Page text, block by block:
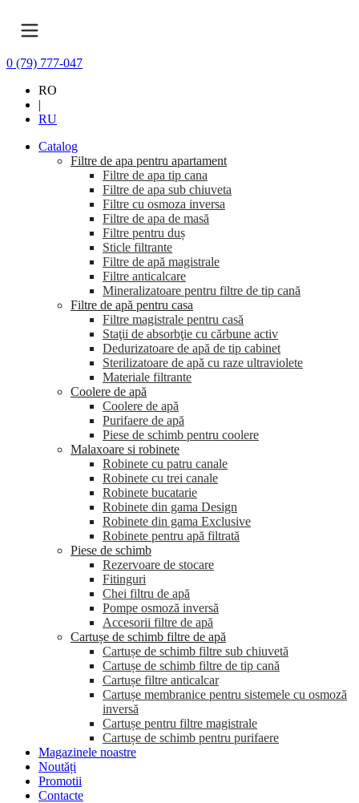
0 (79) 777-047
RO
|
RU
Catalog
Filtre de apa pentru apartament
Filtre de apa tip cana
Filtre de apa sub chiuveta
Filtre cu osmoza inversa
Filtre de apa de masă
Filtre pentru duș
Sticle filtrante
Filtre de apă magistrale
Filtre anticalcare
Mineralizatoare pentru filtre de tip cană
Filtre de apă pentru casa
Filtre magistrale pentru casă
Staţii de absorbţie cu cărbune activ
Dedurizatoare de apă de tip cabinet
Sterilizatoare de apă cu raze ultraviolete
Materiale filtrante
Coolere de apă
Сoolere de apă
Purifaere de apă
Piese de schimb pentru coolere
Malaxoare si robinete
Robinete cu patru canale
Robinete cu trei canale
Robinete bucatarie
Robinete din gama Design
Robinete din gama Exclusive
Robinete pentru apă filtrată
Piese de schimb
Rezervoare de stocare
Fitinguri
Chei filtru de apă
Pompe osmoză inversă
Accesorii filtre de apă
Cartușe de schimb filtre de apă
Cartușe de schimb filtre sub chiuvetă
Cartușe de schimb filtre de tip cană
Cartușe filtre anticalcar
Cartușe membranice pentru sistemele cu osmoză
inversă
Cartușe pentru filtre magistrale
Cartușe de schimb pentru purifaere
Magazinele noastre
Noutăți
Promotii
Contacte